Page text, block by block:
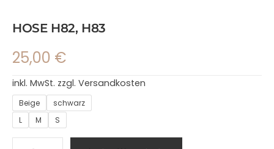
HOSE H82, H83
25,00 €
inkl. MwSt. zzgl. Versandkosten
Beige
schwarz
L
M S